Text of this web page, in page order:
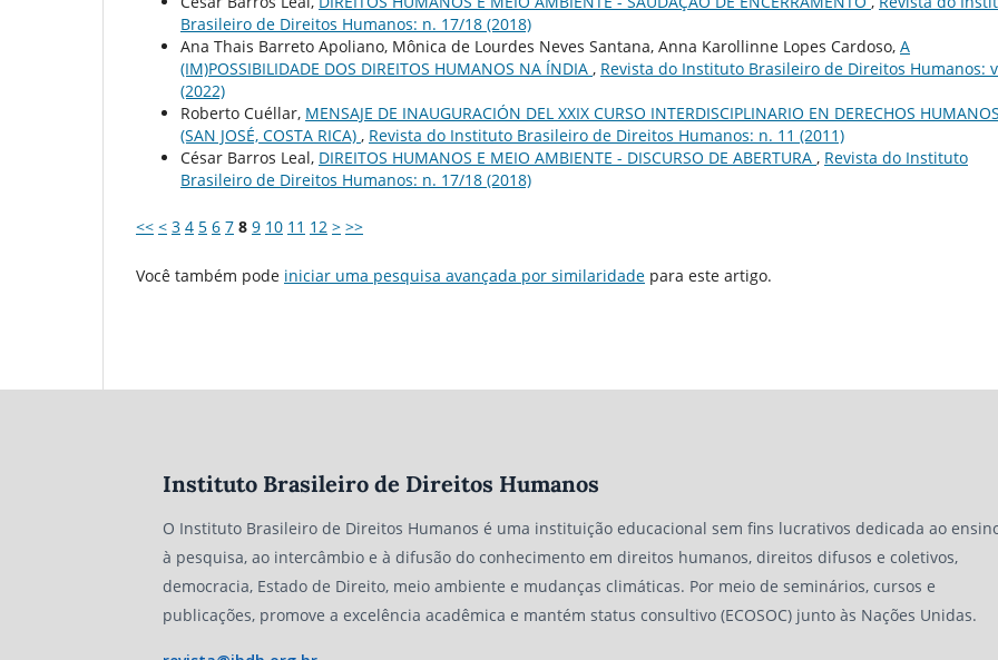
Brasileiro de Direitos Humanos: n. 17/18 (2018)
Ana Thais Barreto Apoliano, Mônica de Lourdes Neves Santana, Anna Karollinne Lopes Cardoso, A
(IM)POSSIBILIDADE DOS DIREITOS HUMANOS NA ÍNDIA , Revista do Instituto Brasileiro de Direitos Humanos:
(2022)
Roberto Cuéllar, MENSAJE DE INAUGURACIÓN DEL XXIX CURSO INTERDISCIPLINARIO EN DERECHOS HUMANOS
(SAN JOSÉ, COSTA RICA) , Revista do Instituto Brasileiro de Direitos Humanos: n. 11 (2011)
César Barros Leal, DIREITOS HUMANOS E MEIO AMBIENTE - DISCURSO DE ABERTURA , Revista do Instituto
Brasileiro de Direitos Humanos: n. 17/18 (2018)
<< < 3 4 5 6 7 8 9 10 11 12 > >>
Você também pode iniciar uma pesquisa avançada por similaridade para este artigo.
Instituto Brasileiro de Direitos Humanos
O Instituto Brasileiro de Direitos Humanos é uma instituição educacional sem fins lucrativos dedicada ao
à pesquisa, ao intercâmbio e à difusão do conhecimento em direitos humanos, direitos difusos e coletivos,
democracia, Estado de Direito, meio ambiente e mudanças climáticas. Por meio de seminários, cursos e
publicações, promove a excelência acadêmica e mantém status consultivo (ECOSOC) junto às Nações Unidas.